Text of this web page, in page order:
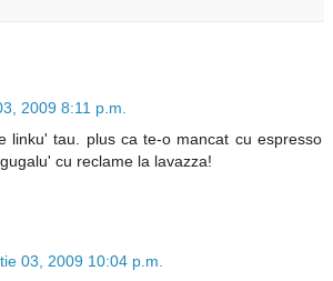
2009 8:11 p.m.
linku' tau. plus ca te-o mancat cu espresso
cu reclame la lavazza!
03, 2009 10:04 p.m.